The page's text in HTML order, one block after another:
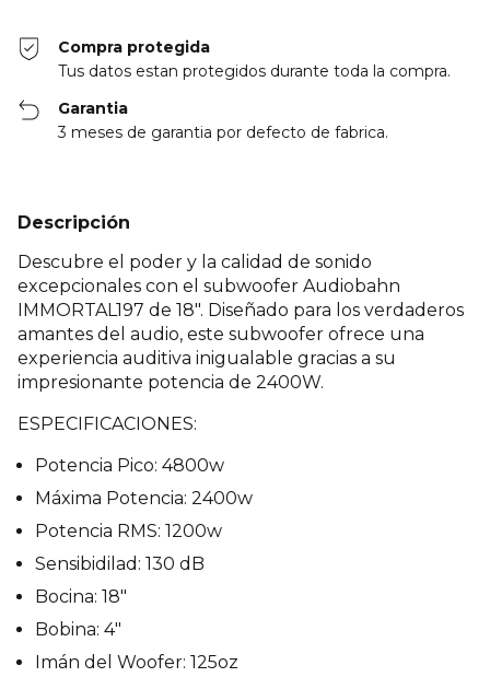
Compra protegida
Tus datos estan protegidos durante toda la compra.
Garantia
3 meses de garantia por defecto de fabrica.
Descripción
Descubre el poder y la calidad de sonido
excepcionales con el subwoofer Audiobahn
IMMORTAL197 de 18". Diseñado para los verdaderos
amantes del audio, este subwoofer ofrece una
experiencia auditiva inigualable gracias a su
impresionante potencia de 2400W.
ESPECIFICACIONES:
Potencia Pico: 4800w
Máxima Potencia: 2400w
Potencia RMS: 1200w
Sensibidilad: 130 dB
Bocina: 18"
Bobina: 4"
Imán del Woofer: 125oz